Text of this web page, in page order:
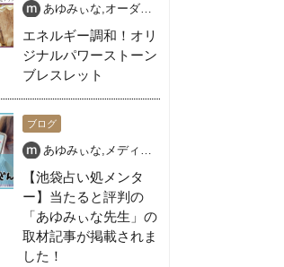
あゆみぃな オーダー天然石ブレス
エネルギー調和！オリ
ジナルパワーストーン
ブレスレット
ブログ
あゆみぃな メディア出演OK
【池袋占い処メンタ
ー】当たると評判の
「あゆみぃな先生」の
取材記事が掲載されま
した！